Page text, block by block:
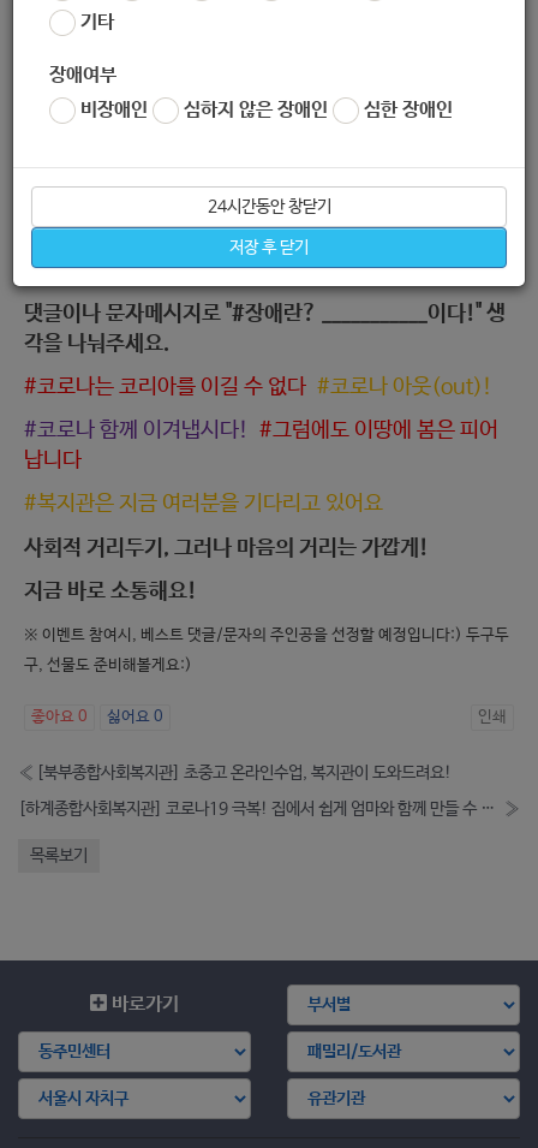
기타
장애여부
비장애인
심하지 않은 장애인 심한 장애인
24시간동안 창닫기
저장 후 닫기
또는 문자메시지(010-2268-4222)로도 참여가 가능
페이스북 게시글을 #좋아요 #공유하기를 눌러 널리 퍼뜨
러주세요.
댓글이나 문자메시지로 #응원메시지 #희망메시지를 보내
주세요.
댓글이나 문자메시지로 봄을 느낄 수 있는 #봄소식 #봄사
진을 보내주세요.
댓글이나 문자메시지로 "#장애란? ___________이다!" 생
각을 나눠주세요.
#코로나는 코리아를 이길 수 없다 #코로나 아웃(out)!
#코로나 함께 이겨냅시다! #그럼에도 이땅에 봄은 피어
납니다
#복지관은 지금 여러분을 기다리고 있어요
사회적 거리두기, 그러나 마음의 거리는 가깝게!
지금 바로 소통해요!
※ 이벤트 참여시, 베스트 댓글/문자의 주인공을 선정할 예정입니다:) 두구두
구, 선물도 준비해볼게요:)
좋아요 0 싫어요 0 인쇄
« [북부종합사회복지관] 초중고 온라인수업, 복지관이 도와드려요!
[하계종합사회복지관] 코로나19 극복! 집에서 쉽게 엄마와 함께 만들 수 있는 '장애유아·아동 홈베이킹' 참여자 모집
»
목록보기
바로가기